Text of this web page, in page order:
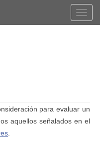
para evaluar un
aquellos señalados en el